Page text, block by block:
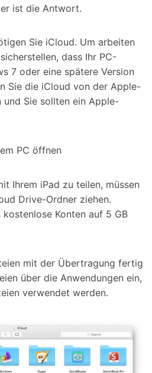
ist die Antwort.
Sie iCloud. Um arbeiten
dass Ihr PC-
7 oder eine spätere Version
Sie die iCloud von der Apple-
und Sie sollten ein Apple-
PC öffnen
Ihrem iPad zu teilen, müssen
Drive-Ordner ziehen.
kostenlose Konten auf 5 GB
mit der Übertragung fertig
über die Anwendungen ein,
verwendet werden.